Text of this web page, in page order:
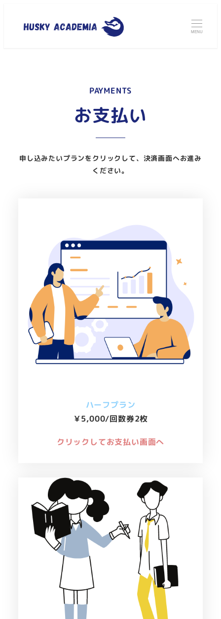
MENU
PAYMENTS
お支払い
申し込みたいプランをクリックして、決済画面へお進み
ください。
ハーフプラン
￥5,000/回数券2枚
クリックしてお支払い画面へ